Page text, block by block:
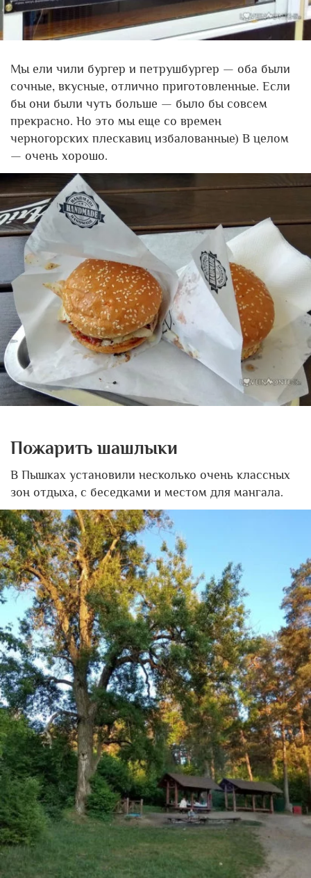
Мы ели чили бургер и петрушбургер — оба были
сочные, вкусные, отлично приготовленные. Если
бы они были чуть больше — было бы совсем
прекрасно. Но это мы еще со времен
черногорских плескавиц избалованные) В целом
— очень хорошо.
Пожарить шашлыки
В Пышках установили несколько очень классных
зон отдыха, с беседками и местом для мангала.